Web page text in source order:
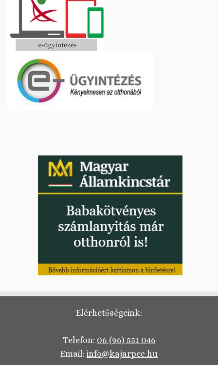
Elérhetőségeink:
Telefon: 06 (96) 551 046
Email: info@kajarpec.hu